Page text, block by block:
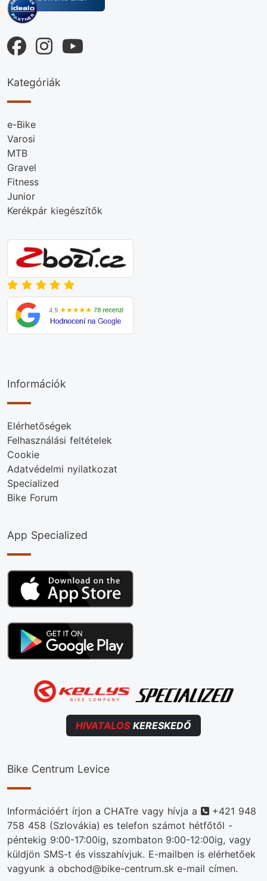
Kategóriák
e-Bike
Varosi
MTB
Gravel
Fitness
Junior
Kerékpár kiegészítők
Információk
Elérhetőségek
Felhasználási feltételek
Cookie
Adatvédelmi nyilatkozat
Specialized
Bike Forum
App Specialized
HIVATALOSKERESKEDŐ
Bike Centrum Levice
Információért írjon a CHATre vagy hívja a Telefonszám
+421 948
758 458 (Szlovákia) es telefon számot hétfőtől -
péntekig 9:00-17:00ig, szombaton 9:00-12:00ig, vagy
küldjön SMS-t és visszahívjuk. E-mailben is elérhetőek
vagyunk a obchod@bike-centrum.sk e-mail címen.